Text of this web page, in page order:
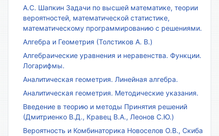
А.С. Шапкин Задачи по высшей математике, теории
вероятностей, математической статистике,
математическому программированию с решениями.
Алгебра и Геометрия (Толстиков А. В.)
Алгебраические уравнения и неравенства. Функции.
Логарифмы.
Аналитическая геометрия. Линейная алгебра.
Аналитическая геометрия. Методические указания.
Введение в теорию и методы Принятия решений
(Дмитриенко В.Д., Кравец В.А., Леонов С.Ю.)
Вероятность и Комбинаторика Новоселов О.В., Скиба